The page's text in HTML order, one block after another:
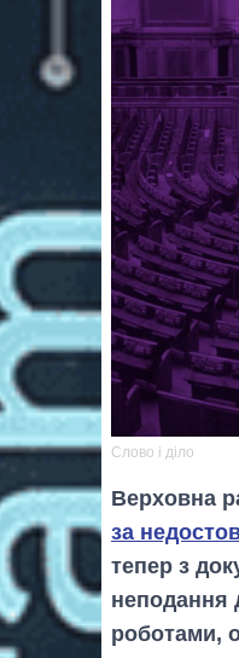
Слово і діло
Верховна
за
тепер з
неподання
роботами,